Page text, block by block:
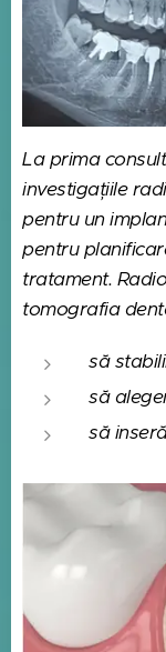
La prima
investigațiile
pentru un
pentru
tratament.
tomografia
să
să
să